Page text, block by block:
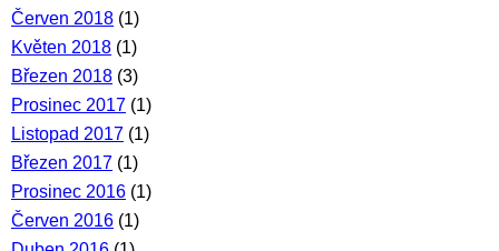
Červen 2018 (1)
Květen 2018 (1)
Březen 2018 (3)
Prosinec 2017 (1)
Listopad 2017 (1)
Březen 2017 (1)
Prosinec 2016 (1)
Červen 2016 (1)